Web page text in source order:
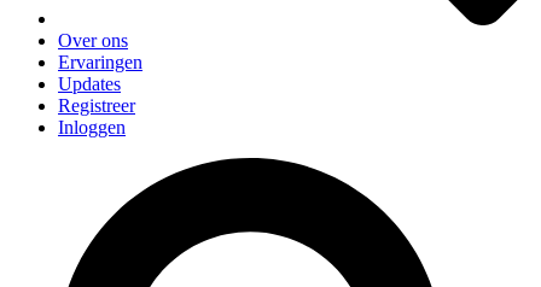
Over ons
Ervaringen
Updates
Registreer
Inloggen